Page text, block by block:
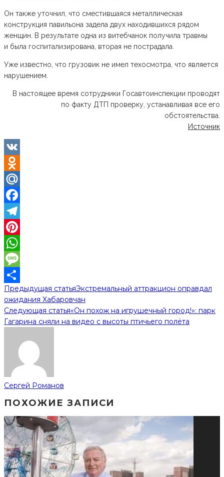
Он также уточнил, что сместившаяся металлическая
конструкция павильона задела двух находившихся рядом
женщин. В результате одна из витебчанок получила травмы
и была госпитализирована, вторая не пострадала.
Уже известно, что грузовик не имел техосмотра, что является
нарушением.
В настоящее время сотрудники Госавтоинспекции проводят
по факту ДТП проверку, устанавливая все его
обстоятельства.
Источник
VK
Odnoklassniki
Mail.Ru
Facebook
Telegram
Pinterest
WhatsApp
Message
Отправить
Предыдущая статьяЭкстремальный аттракцион оправдал
ожидания Хабаровчан
Следующая статья«Он похож на игрушечный город!»: парк
Гагарина сняли на видео с высоты птичьего полёта
Сергей Романов
ПОХОЖИЕ ЗАПИСИ